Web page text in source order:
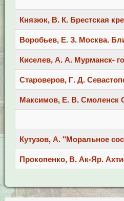
Князюк, В. К. Брестская
Воробьев, Е. З. Москва.
Киселев, А. А. Мурманск-
Староверов, Г. Д.
Максимов, Е. В. Смоленск
Кутузов, А. "Моральное
Прокопенко, В. Ак-Яр.